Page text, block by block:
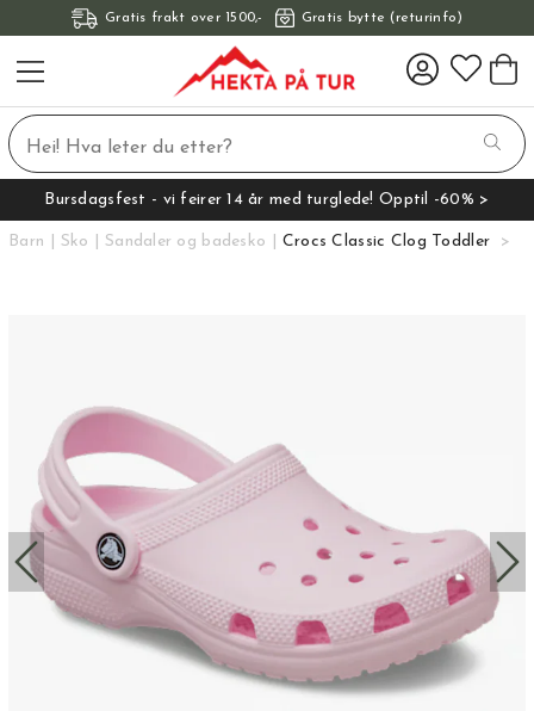
Gratis frakt over 1500,- Gratis bytte (returinfo)
Bursdagsfest - vi feirer 14 år med turglede! Opptil -60% >
Barn Sko Sandaler og badesko Crocs Classic Clog Toddler